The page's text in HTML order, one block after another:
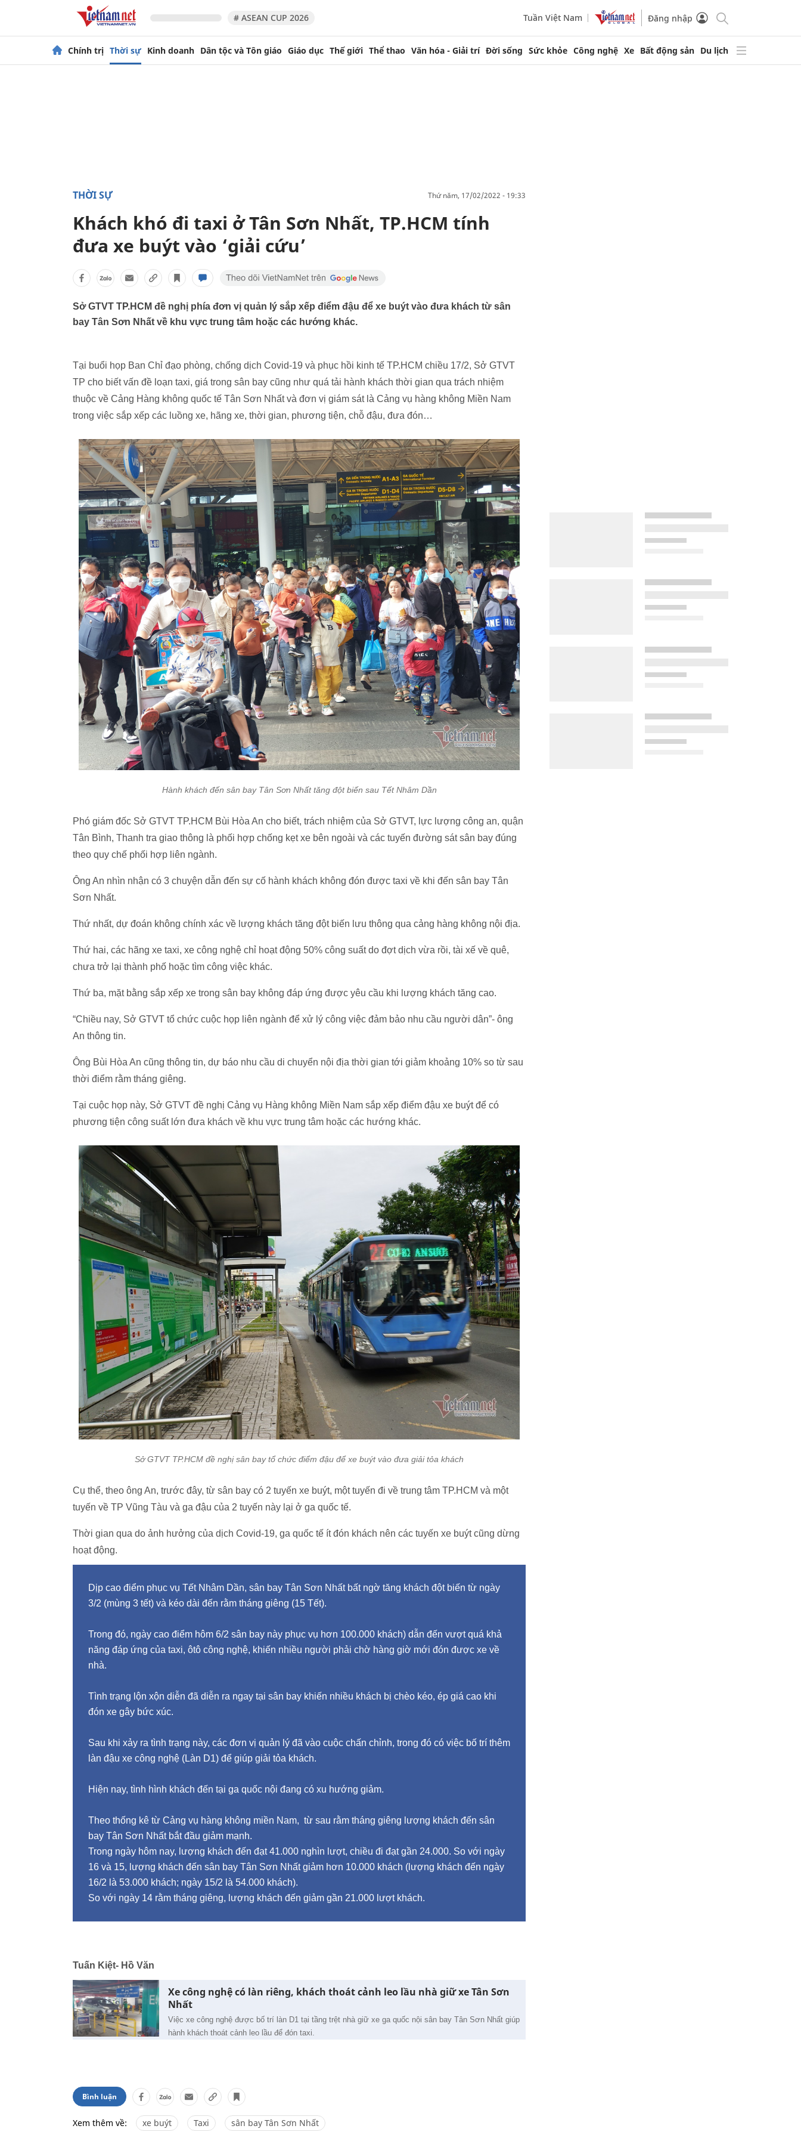
# ASEAN CUP 2026 Tuần Việt Nam Đăng nhập
Chính trị Thời sự Kinh doanh Dân tộc và Tôn giáo Giáo dục Thế giới Thể thao Văn hóa - Giải trí Đời sống Sức khỏe Công nghệ Xe Bất động sản Du lịch
THỜI SỰ thứ năm, 17/02/2022 - 19:33
Khách khó đi taxi ở Tân Sơn Nhất, TP.HCM tính
đưa xe buýt vào ‘giải cứu’
Sở GTVT TP.HCM đề nghị phía đơn vị quản lý sắp xếp điểm đậu để xe buýt vào đưa khách từ sân
bay Tân Sơn Nhất về khu vực trung tâm hoặc các hướng khác.
Tại buổi họp Ban Chỉ đạo phòng, chống dịch Covid-19 và phục hồi kinh tế TP.HCM chiều 17/2, Sở GTVT
TP cho biết vấn đề loạn taxi, giá trong sân bay cũng như quá tải hành khách thời gian qua trách nhiệm
thuộc về Cảng Hàng không quốc tế Tân Sơn Nhất và đơn vị giám sát là Cảng vụ hàng không Miền Nam
trong việc sắp xếp các luồng xe, hãng xe, thời gian, phương tiện, chỗ đậu, đưa đón…
Hành khách đến sân bay Tân Sơn Nhất tăng đột biến sau Tết Nhâm Dần
Phó giám đốc Sở GTVT TP.HCM Bùi Hòa An cho biết, trách nhiệm của Sở GTVT, lực lượng công an, quận
Tân Bình, Thanh tra giao thông là phối hợp chống kẹt xe bên ngoài và các tuyến đường sát sân bay đúng
theo quy chế phối hợp liên ngành.
Ông An nhìn nhận có 3 chuyện dẫn đến sự cố hành khách không đón được taxi về khi đến sân bay Tân
Sơn Nhất.
Thứ nhất, dự đoán không chính xác về lượng khách tăng đột biến lưu thông qua cảng hàng không nội địa.
Thứ hai, các hãng xe taxi, xe công nghệ chỉ hoạt động 50% công suất do đợt dịch vừa rồi, tài xế về quê,
chưa trở lại thành phố hoặc tìm công việc khác.
Thứ ba, mặt bằng sắp xếp xe trong sân bay không đáp ứng được yêu cầu khi lượng khách tăng cao.
“Chiều nay, Sở GTVT tổ chức cuộc họp liên ngành để xử lý công việc đảm bảo nhu cầu người dân”- ông
An thông tin.
Ông Bùi Hòa An cũng thông tin, dự báo nhu cầu di chuyển nội địa thời gian tới giảm khoảng 10% so từ sau
thời điểm rằm tháng giêng.
Tại cuộc họp này, Sở GTVT đề nghị Cảng vụ Hàng không Miền Nam sắp xếp điểm đậu xe buýt để có
phương tiện công suất lớn đưa khách về khu vực trung tâm hoặc các hướng khác.
Sở GTVT TP.HCM đề nghị sân bay tổ chức điểm đậu để xe buýt vào đưa giải tỏa khách
Cụ thể, theo ông An, trước đây, từ sân bay có 2 tuyến xe buýt, một tuyến đi về trung tâm TP.HCM và một
tuyến về TP Vũng Tàu và ga đậu của 2 tuyến này lại ở ga quốc tế.
Thời gian qua do ảnh hưởng của dịch Covid-19, ga quốc tế ít đón khách nên các tuyến xe buýt cũng dừng
hoạt động.
Dịp cao điểm phục vụ Tết Nhâm Dần, sân bay Tân Sơn Nhất bất ngờ tăng khách đột biến từ ngày
3/2 (mùng 3 tết) và kéo dài đến rằm tháng giêng (15 Tết).
Trong đó, ngày cao điểm hôm 6/2 sân bay này phục vụ hơn 100.000 khách) dẫn đến vượt quá khả
năng đáp ứng của taxi, ôtô công nghệ, khiến nhiều người phải chờ hàng giờ mới đón được xe về
nhà.
Tình trạng lộn xộn diễn đã diễn ra ngay tại sân bay khiến nhiều khách bị chèo kéo, ép giá cao khi
đón xe gây bức xúc.
Sau khi xảy ra tình trạng này, các đơn vị quản lý đã vào cuộc chấn chỉnh, trong đó có việc bố trí thêm
làn đậu xe công nghệ (Làn D1) để giúp giải tỏa khách.
Hiện nay, tình hình khách đến tại ga quốc nội đang có xu hướng giảm.
Theo thống kê từ Cảng vụ hàng không miền Nam, từ sau rằm tháng giêng lượng khách đến sân
bay Tân Sơn Nhất bắt đầu giảm mạnh.
Trong ngày hôm nay, lượng khách đến đạt 41.000 nghìn lượt, chiều đi đạt gần 24.000. So với ngày
16 và 15, lượng khách đến sân bay Tân Sơn Nhất giảm hơn 10.000 khách (lượng khách đến ngày
16/2 là 53.000 khách; ngày 15/2 là 54.000 khách).
So với ngày 14 rằm tháng giêng, lượng khách đến giảm gần 21.000 lượt khách.
Tuấn Kiệt- Hồ Văn
Xe công nghệ có làn riêng, khách thoát cảnh leo lầu nhà giữ xe Tân Sơn
Nhất
Việc xe công nghệ được bố trí làn D1 tại tầng trệt nhà giữ xe ga quốc nội sân bay Tân Sơn Nhất giúp
hành khách thoát cảnh leo lầu để đón taxi.
Bình luận
Xem thêm về: xe buýt Taxi sân bay Tân Sơn Nhất